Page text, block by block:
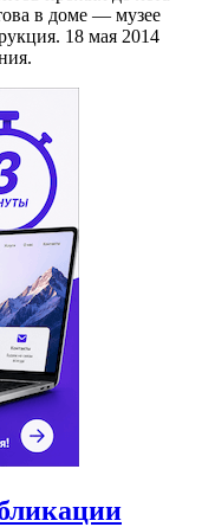
в доме — музее
18 мая 2014